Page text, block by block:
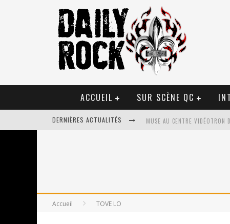
ACCUEIL SUR SCÈNE QC
DERNIÈRES ACTUALITÉS MUSE AU CENTRE VIDÉOTRON
JOURNEY AU CENTRE
Accueil TOVE LO